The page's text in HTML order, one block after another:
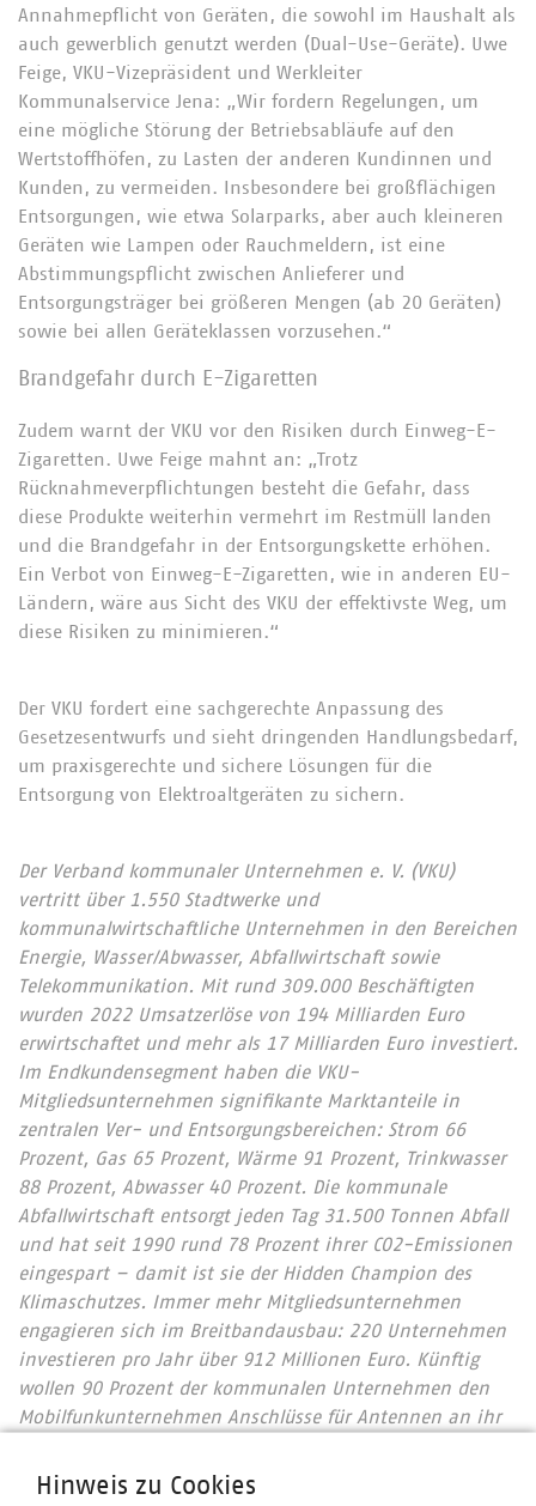
Annahmepflicht von Geräten, die sowohl im Haushalt als
auch gewerblich genutzt werden (Dual-Use-Geräte). Uwe
Feige, VKU-Vizepräsident und Werkleiter
Kommunalservice Jena: „Wir fordern Regelungen, um
eine mögliche Störung der Betriebsabläufe auf den
Wertstoffhöfen, zu Lasten der anderen Kundinnen und
Kunden, zu vermeiden. Insbesondere bei großflächigen
Entsorgungen, wie etwa Solarparks, aber auch kleineren
Geräten wie Lampen oder Rauchmeldern, ist eine
Abstimmungspflicht zwischen Anlieferer und
Entsorgungsträger bei größeren Mengen (ab 20 Geräten)
sowie bei allen Geräteklassen vorzusehen.“
Brandgefahr durch E-Zigaretten
Zudem warnt der VKU vor den Risiken durch Einweg-E-
Zigaretten. Uwe Feige mahnt an: „Trotz
Rücknahmeverpflichtungen besteht die Gefahr, dass
diese Produkte weiterhin vermehrt im Restmüll landen
und die Brandgefahr in der Entsorgungskette erhöhen.
Ein Verbot von Einweg-E-Zigaretten, wie in anderen EU-
Ländern, wäre aus Sicht des VKU der effektivste Weg, um
diese Risiken zu minimieren.“
Der VKU fordert eine sachgerechte Anpassung des
Gesetzesentwurfs und sieht dringenden Handlungsbedarf,
um praxisgerechte und sichere Lösungen für die
Entsorgung von Elektroaltgeräten zu sichern.
Der Verband kommunaler Unternehmen e. V. (VKU)
vertritt über 1.550 Stadtwerke und
kommunalwirtschaftliche Unternehmen in den Bereichen
Energie, Wasser/Abwasser, Abfallwirtschaft sowie
Telekommunikation. Mit rund 309.000 Beschäftigten
wurden 2022 Umsatzerlöse von 194 Milliarden Euro
erwirtschaftet und mehr als 17 Milliarden Euro investiert.
Im Endkundensegment haben die VKU-
Mitgliedsunternehmen signifikante Marktanteile in
zentralen Ver- und Entsorgungsbereichen: Strom 66
Prozent, Gas 65 Prozent, Wärme 91 Prozent, Trinkwasser
88 Prozent, Abwasser 40 Prozent. Die kommunale
Abfallwirtschaft entsorgt jeden Tag 31.500 Tonnen Abfall
und hat seit 1990 rund 78 Prozent ihrer CO2-Emissionen
eingespart – damit ist sie der Hidden Champion des
Klimaschutzes. Immer mehr Mitgliedsunternehmen
engagieren sich im Breitbandausbau: 220 Unternehmen
investieren pro Jahr über 912 Millionen Euro. Künftig
wollen 90 Prozent der kommunalen Unternehmen den
Mobilfunkunternehmen Anschlüsse für Antennen an ihr
Wir halten Deutschland am Laufen – denn nichts
Hinweis zu Cookies